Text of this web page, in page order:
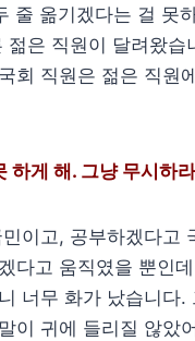
줄 옮기겠다는 걸 못
젊은 직원이 달려왔습
회 직원은 젊은 직원
하게 해. 그냥 무시하
이고, 공부하겠다고
다고 움직였을 뿐인
너무 화가 났습니다.
이 귀에 들리질 않았